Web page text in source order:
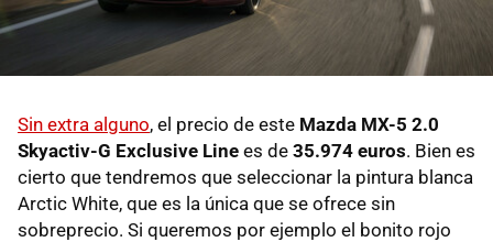
Sin extra alguno, el precio de este Mazda MX-5 2.0
Skyactiv-G Exclusive Line es de 35.974 euros. Bien es
cierto que tendremos que seleccionar la pintura blanca
Arctic White, que es la única que se ofrece sin
sobreprecio. Si queremos por ejemplo el bonito rojo